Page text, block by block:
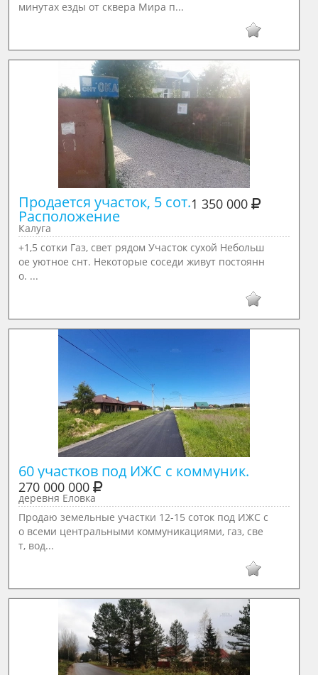
минутах езды от сквера Мира п...
Продается участок, 5 сот.
Расположение
1 350 000
Калуга
+1,5 сотки Газ, свет рядом Участок сухой Небольш
ое уютное снт. Некоторые соседи живут постоянн
о. ...
60 участков под ИЖС с коммуник.
270 000 000
деревня Еловка
Продаю земельные участки 12-15 соток под ИЖС с
о всеми центральными коммуникациями, газ, све
т, вод...